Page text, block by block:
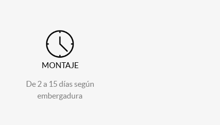
MONTAJE
De 2 a 15 días según
embergadura